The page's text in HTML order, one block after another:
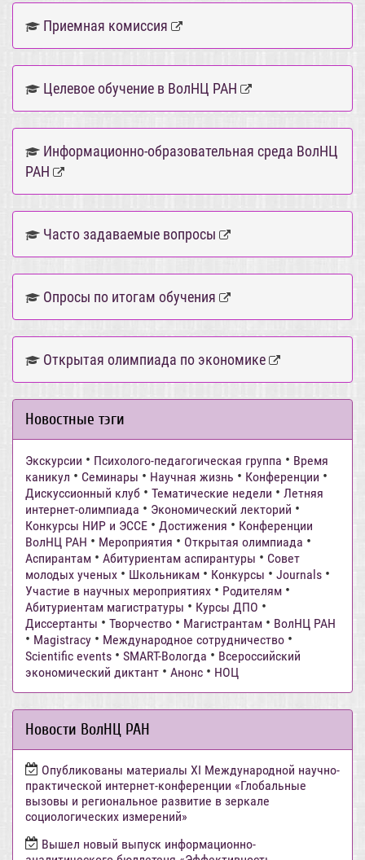
Приемная комиссия
Целевое обучение в ВолНЦ РАН
Информационно-образовательная среда ВолНЦ
РАН
Часто задаваемые вопросы
Опросы по итогам обучения
Открытая олимпиада по экономике
Новостные тэги
Экскурсии • Психолого-педагогическая группа • Время
каникул • Семинары • Научная жизнь • Конференции •
Дискуссионный клуб • Тематические недели • Летняя
интернет-олимпиада • Экономический лекторий •
Конкурсы НИР и ЭССЕ • Достижения • Конференции
ВолНЦ РАН • Мероприятия • Открытая олимпиада •
Аспирантам • Абитуриентам аспирантуры • Совет
молодых ученых • Школьникам • Конкурсы • Journals •
Участие в научных мероприятиях • Родителям •
Абитуриентам магистратуры • Курсы ДПО •
Диссертанты • Творчество • Магистрантам • ВолНЦ РАН
• Magistracy • Международное сотрудничество •
Scientific events • SMART-Вологда • Всероссийский
экономический диктант • Анонс • НОЦ
Новости ВолНЦ РАН
Опубликованы материалы XI Международной научно-
практической интернет-конференции «Глобальные
вызовы и региональное развитие в зеркале
социологических измерений»
Вышел новый выпуск информационно-